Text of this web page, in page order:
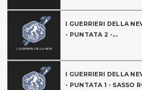
I GUERRIERI DELLA
- PUNTATA 2 -...
I GUERRIERI DELLA
- PUNTATA 1 - SASSO